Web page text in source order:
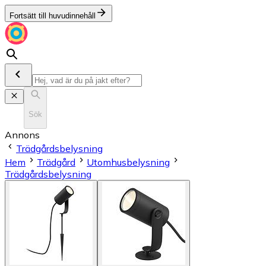
Fortsätt till huvudinnehåll
Sök
Annons
Trädgårdsbelysning
Hem
Trädgård
Utomhusbelysning
Trädgårdsbelysning